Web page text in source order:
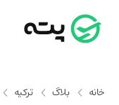
خانه بلاگ ترکیه